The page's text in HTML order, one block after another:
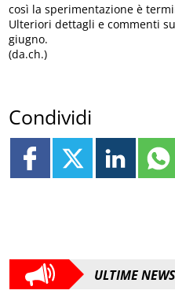
così la sperimentazione è
Ulteriori dettagli e commenti
giugno.
(da.ch.)
Condividi
ULTIME NEWS